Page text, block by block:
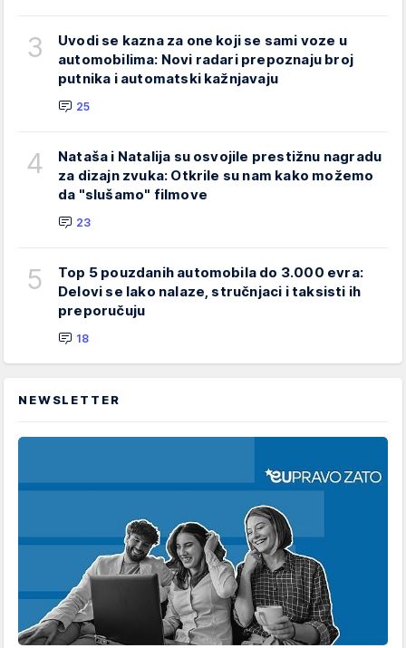
3
Uvodi se kazna za one koji se sami voze u
automobilima: Novi radari prepoznaju broj
putnika i automatski kažnjavaju
25
4
Nataša i Natalija su osvojile prestižnu nagradu
za dizajn zvuka: Otkrile su nam kako možemo
da "slušamo" filmove
23
5
Top 5 pouzdanih automobila do 3.000 evra:
Delovi se lako nalaze, stručnjaci i taksisti ih
preporučuju
18
NEWSLETTER